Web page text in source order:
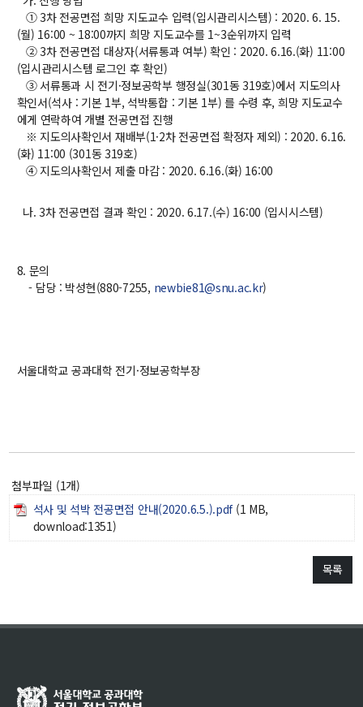
① 3차 전공면접 희망 지도교수 입력(입시관리시스템) : 2020. 6. 15.
(월) 16:00 ~ 18:00까지 희망 지도교수를 1~3순위까지 입력
② 3차 전공면접 대상자(서류통과 여부) 확인 : 2020. 6.16.(화) 11:00
(입시관리시스템 로그인 후 확인)
③ 서류통과 시 전기·정보공학부 행정실(301동 319호)에서 지도의사
확인서(석사 : 기본 1부, 석박통합 : 기본 1부) 를 수령 후, 희망 지도교수
에게 연락하여 개별 전공면접 진행
※ 지도의사확인서 재배부(1·2차 전공면접 확정자 제외) : 2020. 6.16.
(화) 11:00 (301동 319호)
④ 지도의사확인서 제출 마감 : 2020. 6.16.(화) 16:00
나. 3차 전공면접 결과 확인 : 2020. 6.17.(수) 16:00 (입시시스템)
8. 문의
- 담당 : 박성현(880-7255, newbie81@snu.ac.kr)
서울대학교 공과대학 전기·정보공학부장
첨부파일 (1개)
석사 및 석박 전공면접 안내(2020.6.5.).pdf (1 MB,
download:1351)
목록